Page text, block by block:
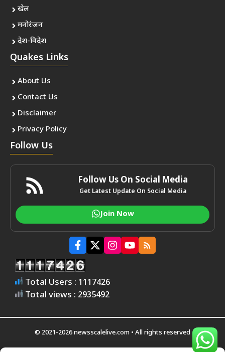
खेल
मनोरंजन
देश-विदेश
Quakes Links
About Us
Contact Us
Disclaimer
Privacy Policy
Follow Us
Follow Us On Social Media
Get Latest Update On Social Media
Join Now
Total Users : 1117426
Total views : 2935492
© 2021-2026 newsscalelive.com • All rights reserved